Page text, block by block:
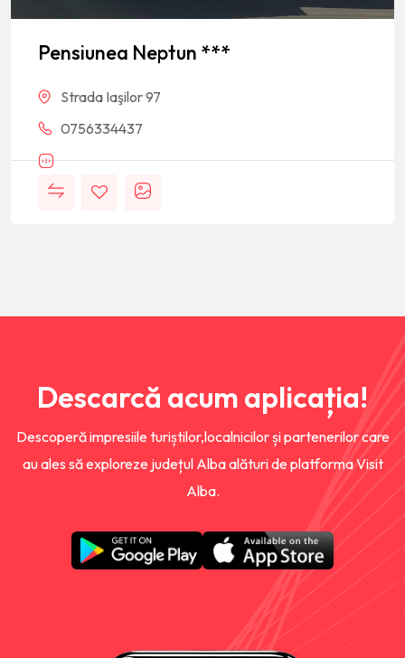
Pensiunea Neptun ***
Strada Iaşilor 97
0756334437
Descarcă acum aplicația!
Descoperă impresiile turiștilor,localnicilor și partenerilor care
au ales să exploreze județul Alba alături de platforma Visit
Alba.